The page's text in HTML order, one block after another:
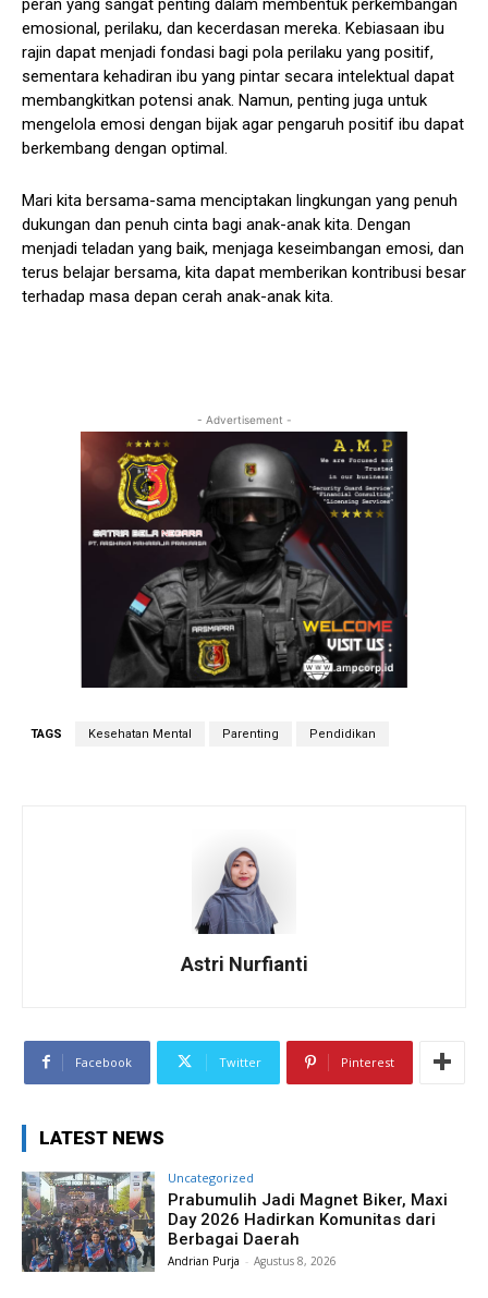
peran yang sangat penting dalam membentuk perkembangan
emosional, perilaku, dan kecerdasan mereka. Kebiasaan ibu
rajin dapat menjadi fondasi bagi pola perilaku yang positif,
sementara kehadiran ibu yang pintar secara intelektual dapat
membangkitkan potensi anak. Namun, penting juga untuk
mengelola emosi dengan bijak agar pengaruh positif ibu dapat
berkembang dengan optimal.
Mari kita bersama-sama menciptakan lingkungan yang penuh
dukungan dan penuh cinta bagi anak-anak kita. Dengan
menjadi teladan yang baik, menjaga keseimbangan emosi, dan
terus belajar bersama, kita dapat memberikan kontribusi besar
terhadap masa depan cerah anak-anak kita.
- Advertisement -
TAGS Kesehatan Mental Parenting Pendidikan
Astri Nurfianti
Facebook Twitter Pinterest
LATEST NEWS
Uncategorized
Prabumulih Jadi Magnet Biker, Maxi
Day 2026 Hadirkan Komunitas dari
Berbagai Daerah
Andrian Purja - Agustus 8, 2026